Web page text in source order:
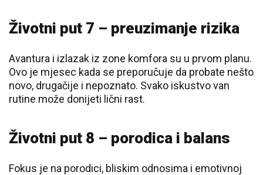
Životni put 7 – preuzimanje rizika
Avantura i izlazak iz zone komfora su u prvom planu.
Ovo je mjesec kada se preporučuje da probate nešto
novo, drugačije i nepoznato. Svako iskustvo van
rutine može donijeti lični rast.
Životni put 8 – porodica i balans
Fokus je na porodici, bliskim odnosima i emotivnoj